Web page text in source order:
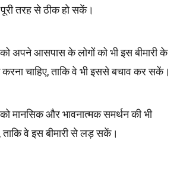
पूरी तरह से ठीक हो सकें।
को अपने आसपास के लोगों को भी इस बीमारी के
चाहिए, ताकि वे भी इससे बचाव कर सकें।
को मानसिक और भावनात्मक समर्थन की भी
वे इस बीमारी से लड़ सकें।